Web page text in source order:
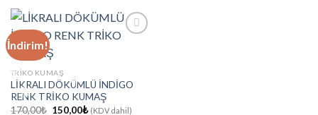
İndirim!
ekle
TRIKO KUMAŞ
LİKRALI DÖKÜMLÜ İNDİGO
RENK TRİKO KUMAŞ
170,00₺ Orijinal
150,00₺Şu
(KDV dahil)